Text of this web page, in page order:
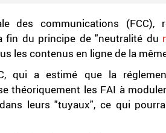
des communications (FCC),
fin du principe de "neutralité du
les contenus en ligne de la
qui a estimé que la
théoriquement les FAI à
leurs "tuyaux", ce qui